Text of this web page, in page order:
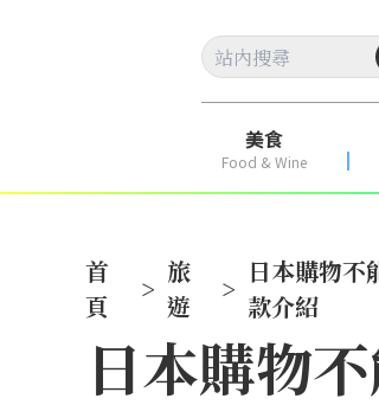
美食
Food & Wine
首
頁
>
旅
遊
>
日本購物
款介紹
日本購物